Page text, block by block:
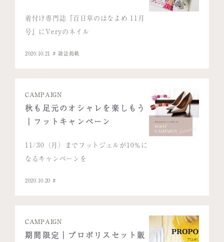
着付け専門誌『百日草のはなよめ 11月
号』にVeryのネイル
2020.10.21 雑誌掲載
CAMPAIGN
秋も足元のオシャレを楽しもう
｜フットキャンペーン
11/30（月）までフットジェルが10％に
なるキャンペーンを
2020.10.20
CAMPAIGN
期間限定｜プロポリスセット販